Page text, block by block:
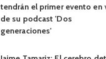
tendrán el primer evento en
de su podcast 'Dos
generaciones'